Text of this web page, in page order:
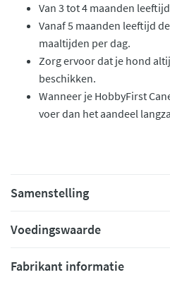
Van 3 tot 4 maanden
Vanaf 5 maanden leeftijd
maaltijden per dag.
Zorg ervoor dat je hond
beschikken.
Wanneer je HobbyFirst
voer dan het aandeel
Samenstelling
Voedingswaarde
Fabrikant informatie